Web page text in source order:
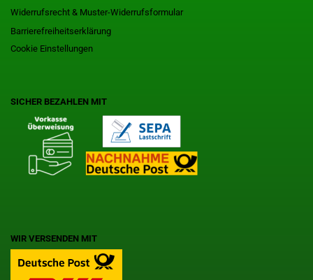
Widerrufsrecht & Muster-Widerrufsformular
Barrierefreiheitserklärung
Cookie Einstellungen
SICHER BEZAHLEN MIT
WIR VERSENDEN MIT